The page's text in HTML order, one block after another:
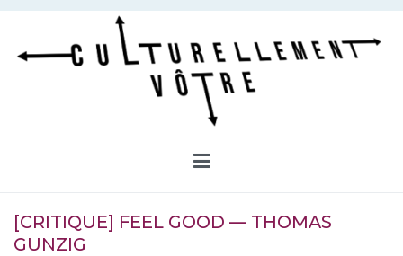
Aller
contenu
[CRITIQUE] FEEL GOOD — THOMAS
GUNZIG